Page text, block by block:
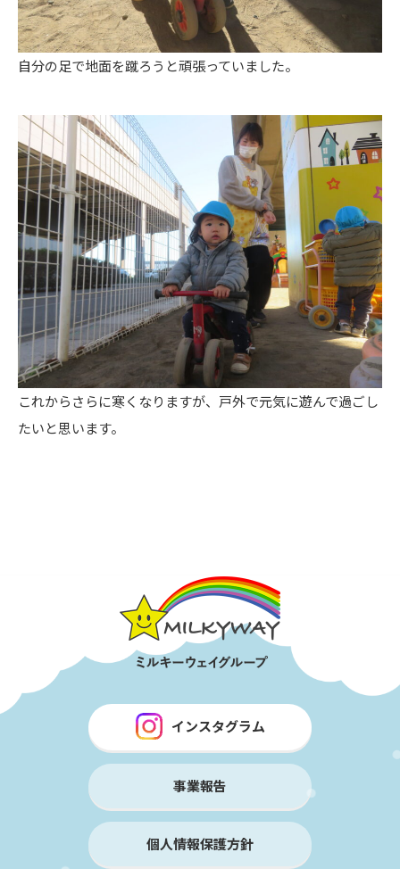
自分の足で地面を蹴ろうと頑張っていました。
これからさらに寒くなりますが、戸外で元気に遊んで過ごし
たいと思います。
インスタグラム
事業報告
個人情報保護方針